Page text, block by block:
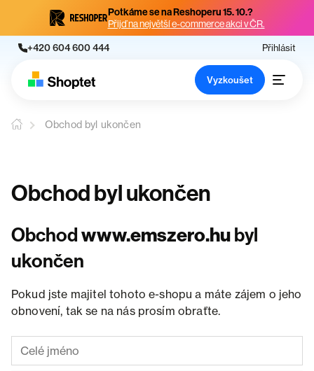
Potkáme se na Reshoperu 15. 10.?
Přijď na největší e-commerce akci v ČR.
+420 604 600 444 Přihlásit
Vyzkoušet
Obchod byl ukončen
Obchod byl ukončen
Obchodwww.emszero.hubyl
ukončen
Pokud jste majitel tohoto e-shopu a máte zájem o jeho
obnovení, tak se na nás prosím obraťte.